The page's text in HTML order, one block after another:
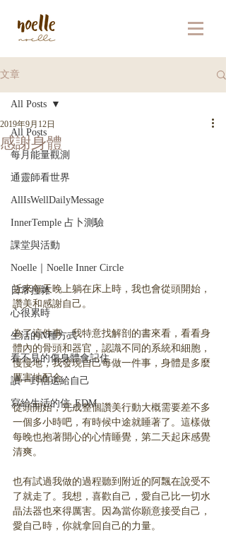
文章
All Posts
每月能量觀測
通靈師看世界
AllIsWellDailyMessage
InnerTemple 占卜測驗
課堂與活動
Noelle｜Noelle Inner Circle
日常拉雜
心很累時
生活的N種方式
看不見的傷身體會記住
讀一封信送給自己
寫給生活的信_EDM
All Posts
感謝身體
2019年9月12日
近來每天晚上躺在床上時，我也會從頭開始，
讚美和感謝自己。
為了這件事，我特意找解剖的書來看，看看身
體內的骨頭和器官，認識不同的系統和細胞，
慢慢地，我發現自己每做一件事，身體是多麼
厲害地配合。
從頭開始，完成整個讚美行動大概需要差不多
一個多小時吧，有時候中途就睡著了。這樣做
每晚也抱著開心的心情睡覺，第二天起床感覺
清爽。
也有試過我做的過程聽到附近的阿飄在說受不
了就走了。我想，喜歡自己，愛自己比一切水
晶法器也來得厲害。因為當你願意接受自己，
愛自己時，你就拿回自己的力量。